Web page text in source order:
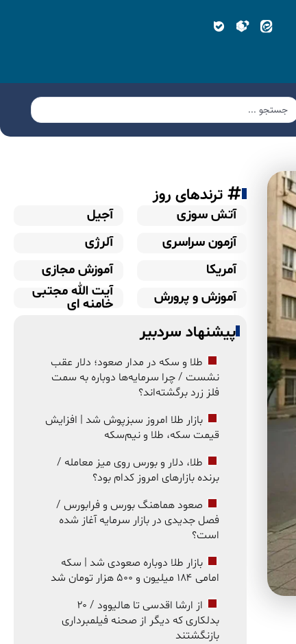
ترندهای روز
آتش سوزی
آجیل
آزمون سراسری
آلرژی
آمریکا
آموزش مجازی
آموزش و پرورش
آیت الله مجتبی
خامنه ای
پیشنهاد سردبیر
طلا و سکه در مدار صعود؛ دلار عقب
نشست / چرا سرمایه‌ها دوباره به سمت
فلز زرد برگشته‌اند؟
بازار طلا امروز سبزپوش شد | افزایش
قیمت سکه، طلا و نیم‌سکه
طلا، دلار و بورس روی میز معامله /
برنده بازارهای امروز کدام بود؟
صعود هماهنگ بورس و فرابورس /
فصل جدیدی در بازار سرمایه آغاز شده
است؟
بازار طلا دوباره صعودی شد | سکه
امامی ۱۸۴ میلیون و ۵۰۰ هزار تومان شد
از ارشا اقدسی تا هالیوود / ۲۰
بدلکاری که دیگر از صحنه فیلمبرداری
بازنگشتند